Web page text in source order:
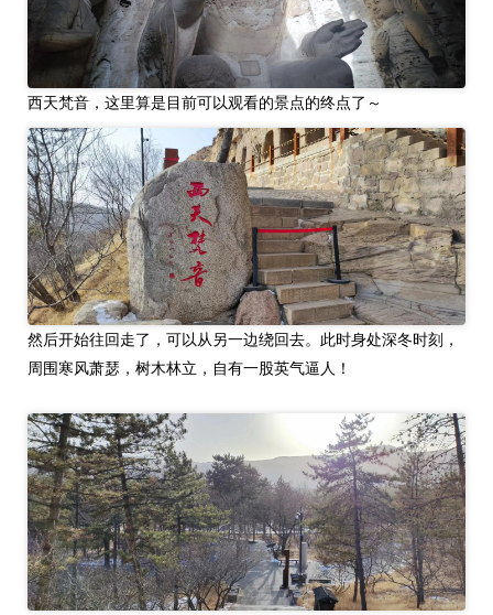
西天梵音，这里算是目前可以观看的景点的终点了～
然后开始往回走了，可以从另一边绕回去。此时身处深冬时刻，
周围寒风萧瑟，树木林立，自有一股英气逼人！